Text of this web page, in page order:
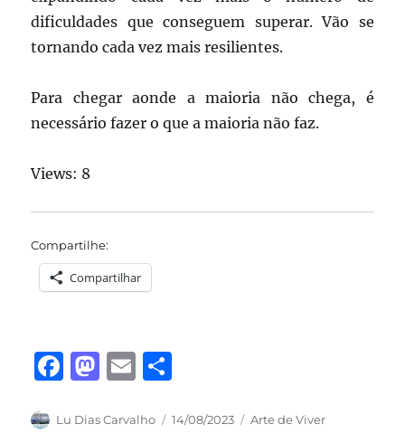
dificuldades que conseguem superar. Vão se
tornando cada vez mais resilientes.
Para chegar aonde a maioria não chega, é
necessário fazer o que a maioria não faz.
Views: 8
Compartilhe:
Compartilhar
F
c
M
st
E
ai a
Autor
Lu Dias Carvalho
Publicado
14/08/2023 Categorias
Arte de Viver